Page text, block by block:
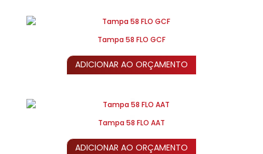
Tampa 58 FLO GCF
ADICIONAR AO ORÇAMENTO
Tampa 58 FLO AAT
ADICIONAR AO ORÇAMENTO